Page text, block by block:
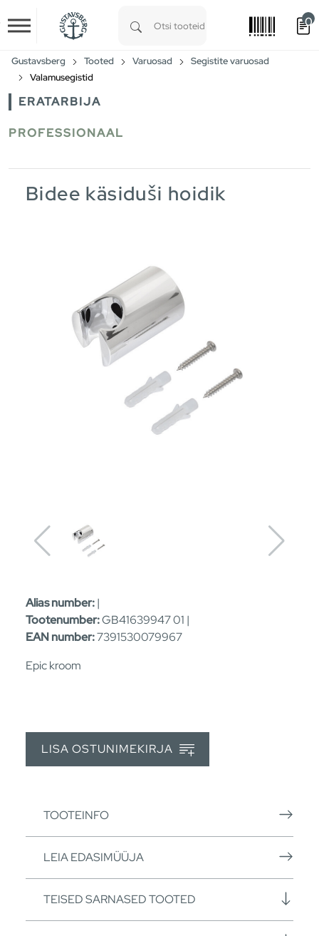
Skip to main content
0
Gustavsberg Tooted Varuosad
Segistite varuosad
Valamusegistid
ERATARBIJA
PROFESSIONAAL
Bidee käsiduši hoidik
Alias number:|
Tootenumber:GB41639947 01 |
EAN number:7391530079967
Epic kroom
LISA OSTUNIMEKIRJA
TOOTEINFO
LEIA EDASIMÜÜJA
TEISED SARNASED TOOTED